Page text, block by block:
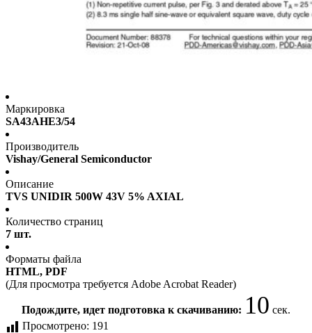
Маркировка
SA43AHE3/54
Производитель
Vishay/General Semiconductor
Описание
TVS UNIDIR 500W 43V 5% AXIAL
Количество страниц
7 шт.
Форматы файла
HTML, PDF
(Для просмотра требуется Adobe Acrobat Reader)
Подождите, идет подготовка к скачиванию: 10 сек.
Просмотрено: 191